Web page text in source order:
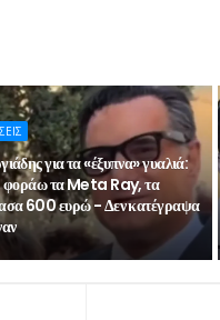
για τα «έξυπνα» γυαλιά:
φοράω τα Meta Ray, τα
600 ευρώ - Δεν κατέγραψα